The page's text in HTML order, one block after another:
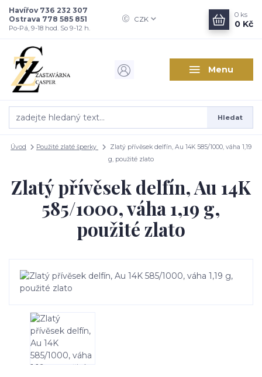
Menu
CZK
Hledat
Havířov 736 232 307
Ostrava 778 585 851
Po-Pá, 9-18 hod. So 9-12 h.
0 ks
0 Kč
Úvod Použité zlaté šperky
Zlatý přívěsek delfín, Au 14K 585/1000, váha 1,19
g, použité zlato
Zlatý přívěsek delfín, Au 14K
585/1000, váha 1,19 g,
použité zlato